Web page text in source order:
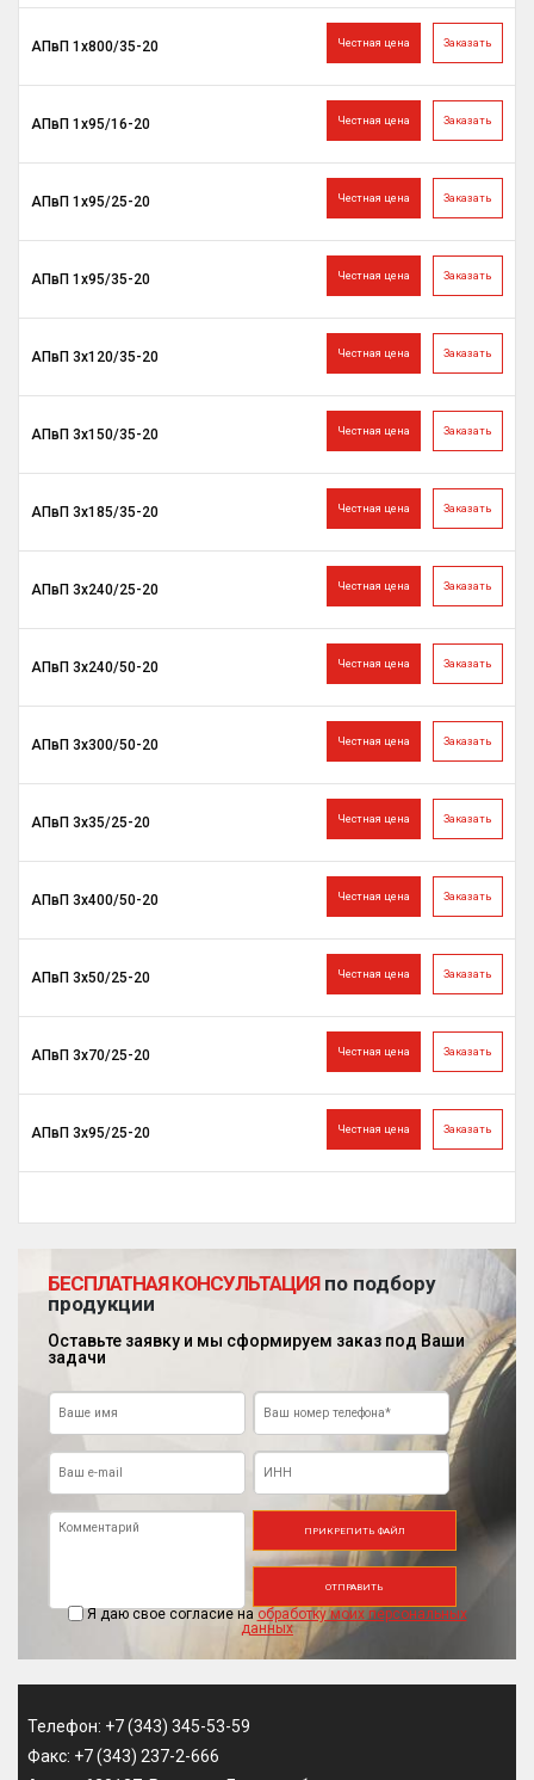
Заказать
Честная цена
АПвП 1х800/35-20
Заказать
Честная цена
АПвП 1х95/16-20
Заказать
Честная цена
АПвП 1х95/25-20
Заказать
Честная цена
АПвП 1х95/35-20
Заказать
Честная цена
АПвП 3х120/35-20
Заказать
Честная цена
АПвП 3х150/35-20
Заказать
Честная цена
АПвП 3х185/35-20
Заказать
Честная цена
АПвП 3х240/25-20
Заказать
Честная цена
АПвП 3х240/50-20
Заказать
Честная цена
АПвП 3х300/50-20
Заказать
Честная цена
АПвП 3х35/25-20
Заказать
Честная цена
АПвП 3х400/50-20
Заказать
Честная цена
АПвП 3х50/25-20
Заказать
Честная цена
АПвП 3х70/25-20
Заказать
Честная цена
АПвП 3х95/25-20
БЕСПЛАТНАЯ КОНСУЛЬТАЦИЯпо подбору
продукции
Оставьте заявку и мы сформируем заказ под Ваши
задачи
ПРИКРЕПИТЬ ФАЙЛ
Я даю свое согласие на обработку моих персональных
данных
ОТПРАВИТЬ
Телефон: +7 (343) 345-53-59
Факс: +7 (343) 237-2-666